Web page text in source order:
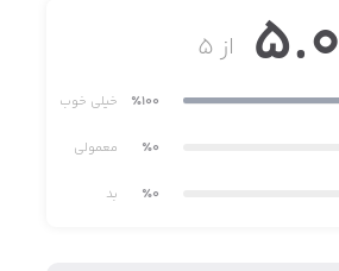
از ۵ 5.0
٪100 خیلی خوب
٪0 معمولی
٪0 بد